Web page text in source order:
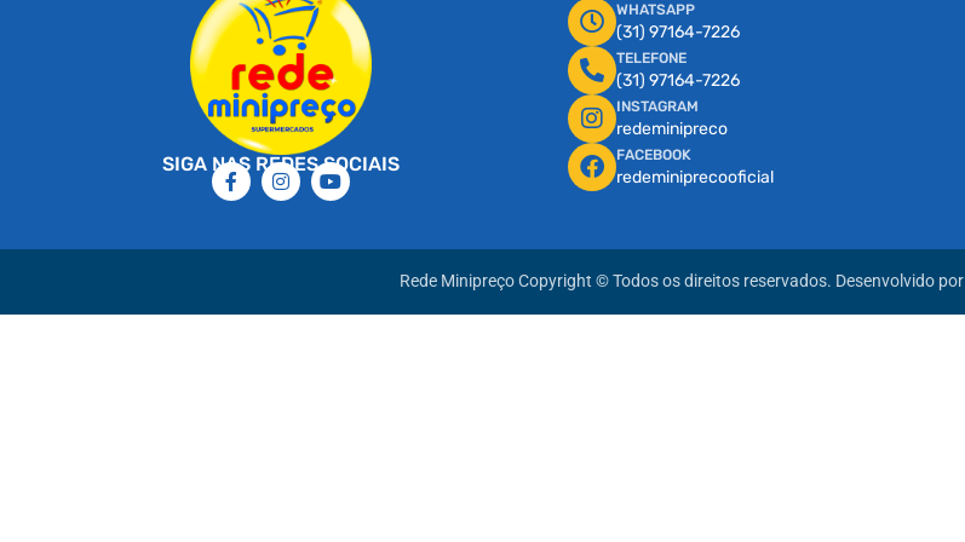
SIGA NAS REDES SOCIAIS
WHATSAPP
(31) 97164-7226
TELEFONE
(31) 97164-7226
INSTAGRAM
redeminipreco
FACEBOOK
redeminiprecooficial
Rede Minipreço Copyright © Todos os direitos reservados. Desenvolvido por